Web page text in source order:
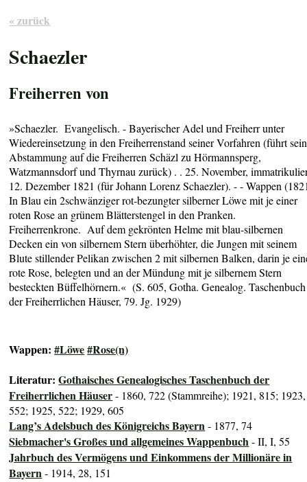
« zurück
Schaezler
Freiherren von
»Schaezler.Evangelisch. - BayerischerAdel und Freiherr unter
Wiedereinsetzung in den Freiherrenstand seiner Vorfahren (führt
Abstammung auf die Freiherren Schäzl zu Hörmannsperg,
Watzmannsdorf und Thyrnau zurück) . . 25. November,
12. Dezember 1821 (für Johann Lorenz Schaezler). - - Wappen (
In Blau ein 2schwänziger rot-bezungter silberner Löwe mit je einer
roten Rose an grünem Blätterstengel in den Pranken.
Freiherrenkrone. Auf dem gekrönten Helme mit blau-silbernen
Decken ein von silbernem Stern überhöhter, die Jungen mit seinem
Blute stillender Pelikan zwischen 2 mit silbernen Balken, darin je
rote Rose, belegten und an der Mündung mit je silbernem Stern
besteckten Büffelhörnern.« (S. 605, Gotha. Genealog. Taschenbuch
der Freiherrlichen Häuser, 79. Jg. 1929)
Wappen:#Löwe#Rose(n)
Literatur:Gothaisches Genealogisches Taschenbuch der
Freiherrlichen Häuser- 1860, 722 (Stammreihe); 1921, 815; 1923,
552; 1925, 522; 1929, 605
Lang’s Adelsbuch des Königreichs Bayern- 1877, 74
Siebmacher's Großes und allgemeines Wappenbuch- II, I, 55
Jahrbuch des Vermögens und Einkommens der Millionäre in
Bayern- 1914, 28, 151